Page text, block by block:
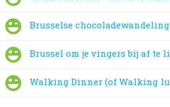
Brusselse
Brussel om je vingers bij af te
Walking Dinner (of Walking